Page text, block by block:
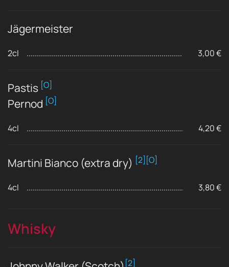
Jägermeister
2cl 3,00 €
Pastis [O]
Pernod [O]
4cl 4,20 €
Martini Bianco (extra dry) [2][O]
4cl 3,80 €
Whisky
[2]